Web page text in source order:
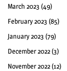
March 2023 (49)
February 2023 (85)
January 2023 (79)
December 2022 (3)
November 2022 (12)